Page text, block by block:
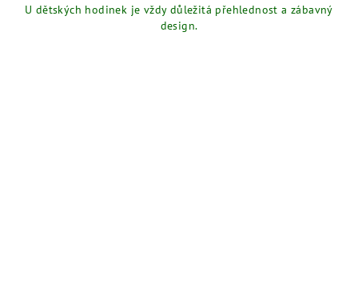
U dětských hodinek je vždy důležitá přehlednost a zábavný
design.